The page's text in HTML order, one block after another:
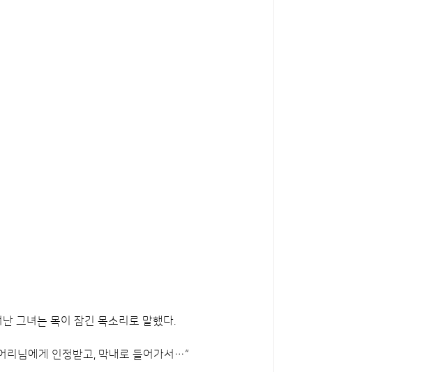
그녀는 목이 잠긴 목소리로 말했다.
리님에게 인정받고, 막내로 들어가서…“